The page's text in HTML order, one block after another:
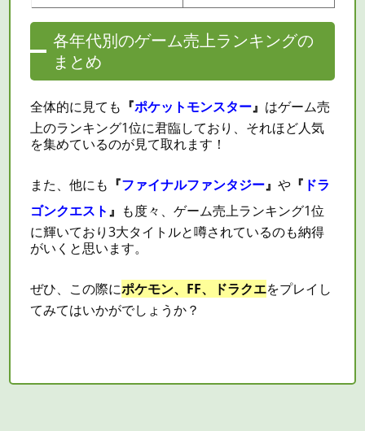
各年代別のゲーム売上ランキングの
まとめ
全体的に見ても 『ポケットモンスター』 はゲーム売
上のランキング1位に君臨しており、それほど人気
を集めているのが見て取れます！
また、他にも 『ファイナルファンタジー』や 『 ドラ
ゴンクエスト』 も度々、ゲーム売上ランキング1位
に輝いており3大タイトルと噂されているのも納得
がいくと思います。
ぜひ、この際にポケモン、FF、ドラクエをプレイし
てみてはいかがでしょうか？